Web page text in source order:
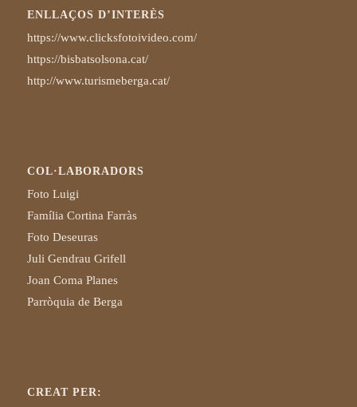
ENLLAÇOS D’INTERÈS
https://www.clicksfotoivideo.com/
https://bisbatsolsona.cat/
http://www.turismeberga.cat/
COL·LABORADORS
Foto Luigi
Família Cortina Farràs
Foto Deseuras
Juli Gendrau Grifell
Joan Coma Planes
Parròquia de Berga
CREAT PER: